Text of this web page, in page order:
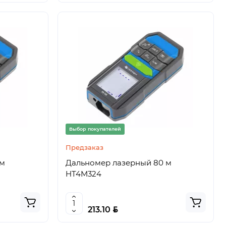
Выбор покупателей
Предзаказ
Дальномер лазерный 80 м
HT4M324
213.10 BYN